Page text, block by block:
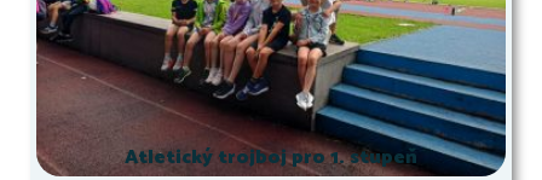
Atletický trojboj pro 1. stupeň